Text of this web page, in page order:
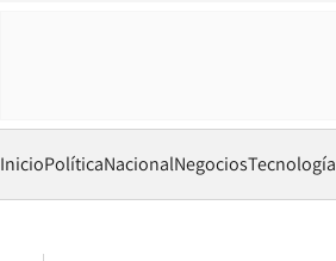
InicioPolíticaNacionalNegociosTecnología